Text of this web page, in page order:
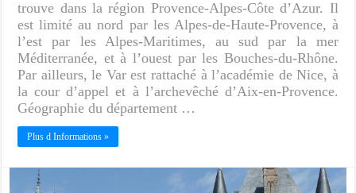
trouve dans la région Provence-Alpes-Côte d’Azur. Il
est limité au nord par les Alpes-de-Haute-Provence, à
l’est par les Alpes-Maritimes, au sud par la mer
Méditerranée, et à l’ouest par les Bouches-du-Rhône.
Par ailleurs, le Var est rattaché à l’académie de Nice, à
la cour d’appel et à l’archevêché d’Aix-en-Provence.
Géographie du département …
Plus d Informations »